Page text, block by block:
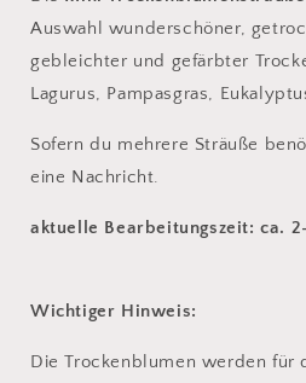
Auswahl wunderschöner,
gebleichter und gefärbter
Lagurus, Pampasgras,
Sofern du mehrere Sträuße
eine Nachricht.
aktuelle Bearbeitungszeit: ca.
Wichtiger Hinweis:
Die Trockenblumen werden für